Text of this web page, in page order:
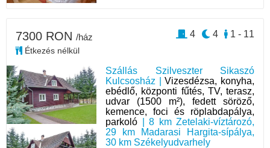
Szállás Szilveszter Sikaszó
Kulcsosház |Vizesdézsa, konyha,
ebédlő, központi fűtés, TV, terasz,
udvar (1500 m²), fedett söröző,
kemence, foci és röplabdapálya,
parkoló | 8 km Zetelaki-víztározó,
29 km Madarasi Hargita-sípálya,
30 km Székelyudvarhely
7300 RON /ház
Étkezés nélkül
1 - 11
4
4